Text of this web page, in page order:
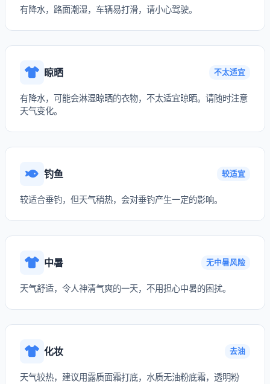
有降水，路面潮湿，车辆易打滑，请小心驾驶。
晾晒 不太适宜
有降水，可能会淋湿晾晒的衣物，不太适宜晾晒。请随时注意
天气变化。
钓鱼 较适宜
较适合垂钓，但天气稍热，会对垂钓产生一定的影响。
中暑 无中暑风险
天气舒适，令人神清气爽的一天，不用担心中暑的困扰。
化妆 去油
天气较热，建议用露质面霜打底，水质无油粉底霜，透明粉